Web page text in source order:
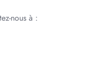
nous à :